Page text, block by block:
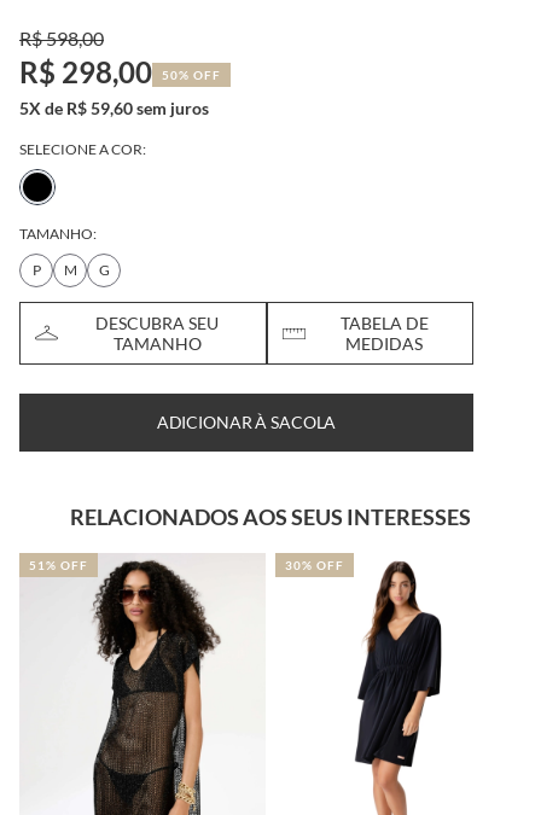
R$ 598,00
R$ 298,00 50% OFF
5X de R$ 59,60 sem juros
SELECIONE A COR:
TAMANHO:
P
M G
DESCUBRA SEU
TAMANHO
TABELA DE
MEDIDAS
ADICIONAR À SACOLA
RELACIONADOS AOS SEUS INTERESSES
51% OFF 30% OFF